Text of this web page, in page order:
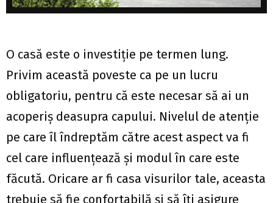
O casă este o investiție pe termen lung.
Privim această poveste ca pe un lucru
obligatoriu, pentru că este necesar să ai un
acoperiș deasupra capului. Nivelul de atenție
pe care îl îndreptăm către acest aspect va fi
cel care influențează și modul în care este
făcută. Oricare ar fi casa visurilor tale, aceasta
trebuie să fie confortabilă și să îți asigure